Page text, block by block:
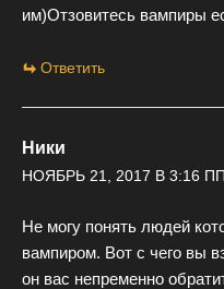
им)Отзовитесь вампиры
Ответить
Ники
НОЯБРЬ 21, 2017 В 3:16 ПП
Не могу понять людей
вампиром. Вот с чего вы
он вас непременно